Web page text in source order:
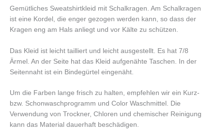
Gemütliches Sweatshirtkleid mit Schalkragen. Am Schalkragen
ist eine Kordel, die enger gezogen werden kann, so dass der
Kragen eng am Hals anliegt und vor Kälte zu schützen.
Das Kleid ist leicht tailliert und leicht ausgestellt. Es hat 7/8
Ärmel. An der Seite hat das Kleid aufgenähte Taschen. In der
Seitennaht ist ein Bindegürtel eingenäht.
Um die Farben lange frisch zu halten, empfehlen wir ein Kurz-
bzw. Schonwaschprogramm und Color Waschmittel. Die
Verwendung von Trockner, Chloren und chemischer Reinigung
kann das Material dauerhaft beschädigen.